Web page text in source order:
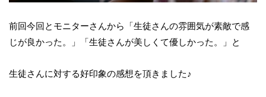
前回今回とモニターさんから「生徒さんの雰囲気が素敵で感
じが良かった。」「生徒さんが美しくて優しかった。」と
生徒さんに対する好印象の感想を頂きました♪